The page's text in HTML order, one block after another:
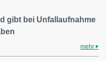
gibt bei Unfallaufnahme
mehr